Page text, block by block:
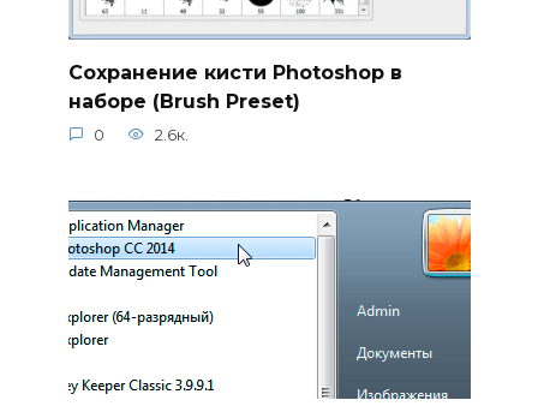
Сохранение кисти Photoshop в
наборе (Brush Preset)
0 2.6к.